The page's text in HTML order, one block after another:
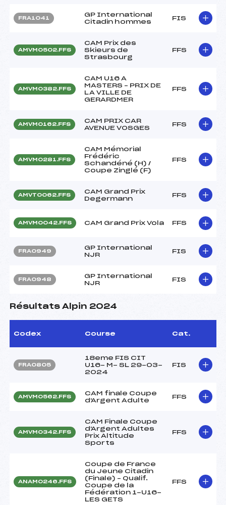
FRA1041
GP International
Citadin hommes
FIS
AMVM0502.FFS
CAM Prix des
Skieurs de
Strasbourg
FFS
AMVM0382.FFS
CAM U16 A
MASTERS – PRIX DE
LA VILLE DE
GERARDMER
FFS
AMVM0162.FFS
CAM PRIX CAR
AVENUE VOSGES
FFS
AMVM0281.FFS
CAM Mémorial
Frédéric
Schandéné (H) /
Coupe Zinglé (F)
FFS
AMVT0062.FFS
CAM Grand Prix
Degermann
FFS
AMVM0042.FFS CAM Grand Prix Vola FFS
FRA0949
GP International
NJR
FIS
FRA0948
GP International
NJR
FIS
Résultats Alpin 2024
Codex Course Cat.
FRA0805
18eme FIS CIT
U16- M- SL 29-03-
2024
FIS
AMVM0562.FFS
CAM finale Coupe
d'Argent Adulte
FFS
AMVM0342.FFS
CAM Finale Coupe
d'Argent Adultes
Prix Altitude
Sports
FFS
ANAM0246.FFS
Coupe de France
du Jeune Citadin
(Finale) – Qualif.
Coupe de la
Fédération 1-U16-
LES GETS
FFS